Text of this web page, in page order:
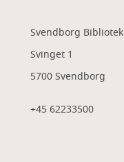
Svendborg Bibliotek
Svinget 1
5700 Svendborg
+45 62233500